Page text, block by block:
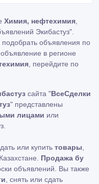
Химия, нефтехимия
Экибастуз".
объявления по
в регионе
, перейдите по
сайта "ВсеСделки
" представлены
лицами или
или купить товары
Продажа бу
объявлений. Вы также
, снять или сдать